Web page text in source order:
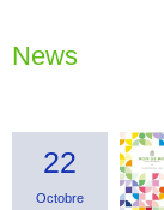
News
22
Octobre